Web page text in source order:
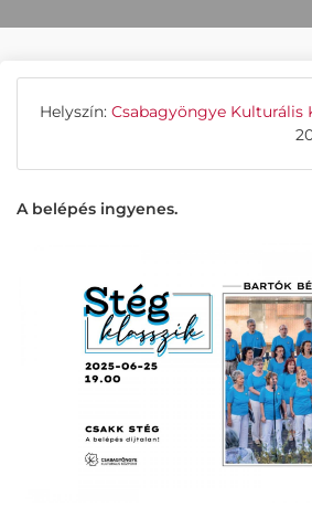
Helyszín: Csabagyöngye Kulturális
A belépés ingyenes.